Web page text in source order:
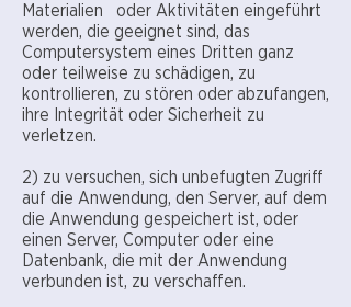
Materialien oder Aktivitäten eingeführt
werden, die geeignet sind, das
Computersystem eines Dritten ganz
oder teilweise zu schädigen, zu
kontrollieren, zu stören oder abzufangen,
ihre Integrität oder Sicherheit zu
verletzen.
2) zu versuchen, sich unbefugten Zugriff
auf die Anwendung, den Server, auf dem
die Anwendung gespeichert ist, oder
einen Server, Computer oder eine
Datenbank, die mit der Anwendung
verbunden ist, zu verschaffen.